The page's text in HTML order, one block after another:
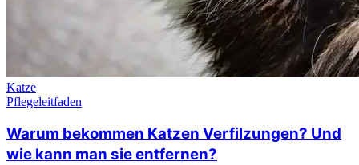
Katze
Pflegeleitfaden
Warum bekommen Katzen Verfilzungen? Und
wie kann man sie entfernen?